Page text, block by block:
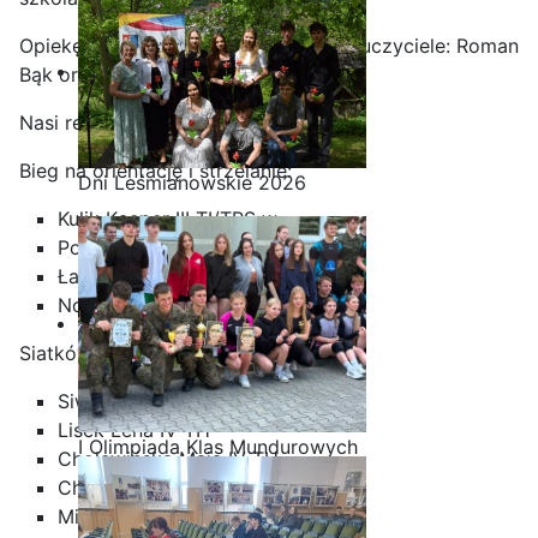
Dni Leśmianowskie 2026
I Olimpiada Klas Mundurowych
Opiekę nad młodzieżą sprawowali nauczyciele: Roman
Bąk oraz Dariusz Łyżwiński.
Nasi reprezentanci:
Bieg na orientację i strzelanie:
Kulik Kacper III TI/TPS w
Pobratyn Aleksandra III TH
Ładak Wojciech III TI/TPS w
Nobis Alan III TI/TPS w
Siatkówka:
Siwiec Angelika IV TH
Lisek Lena IV TH
Cholewińska Maja IV TH
Chamera Julia I TH
Michalczyk Natalia ITH